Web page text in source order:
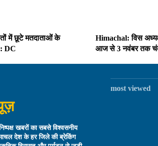
में छूटे मतदाताओं के
: DC
Himachal: विस
आज से 3 नवंबर तक
खबरों का सबसे विश्वसनीय
देश के हर जिले की ब्रेकिंग
most viewed